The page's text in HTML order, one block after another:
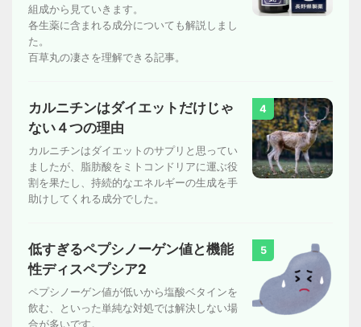
組成から見ていきます。
各生薬に含まれる成分についても解説しまし
た。
百草丸の凄さを理解できる記事。
4
カルニチンはダイエットだけじゃ
ない４つの理由
カルニチンはダイエットのサプリと思ってい
ましたが、脂肪酸をミトコンドリアに運ぶ役
割を果たし、持続的なエネルギーの生成を手
助けしてくれる成分でした。
5
低すぎるペプシノーゲン値と機能
性ディスペプシア2
ペプシノーゲン値が低いから塩酸ベタインを
飲む、といった単純な対処では解決しない場
合が多いです。